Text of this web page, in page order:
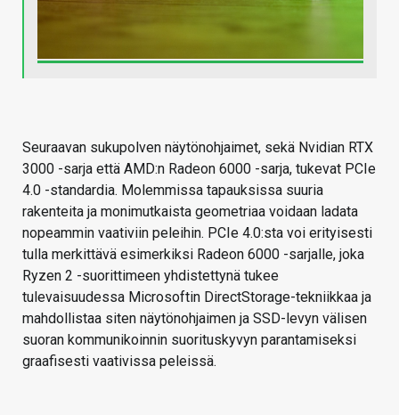
Seuraavan sukupolven näytönohjaimet, sekä Nvidian RTX
3000 -sarja että AMD:n Radeon 6000 -sarja, tukevat PCIe
4.0 -standardia. Molemmissa tapauksissa suuria
rakenteita ja monimutkaista geometriaa voidaan ladata
nopeammin vaativiin peleihin. PCIe 4.0:sta voi erityisesti
tulla merkittävä esimerkiksi Radeon 6000 -sarjalle, joka
Ryzen 2 -suorittimeen yhdistettynä tukee
tulevaisuudessa Microsoftin DirectStorage-tekniikkaa ja
mahdollistaa siten näytönohjaimen ja SSD-levyn välisen
suoran kommunikoinnin suorituskyvyn parantamiseksi
graafisesti vaativissa peleissä.